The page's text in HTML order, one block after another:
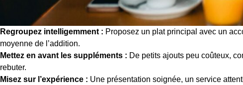
Regroupez intelligemment : Proposez un plat principal avec un
moyenne de l’addition.
Mettez en avant les suppléments : De petits ajouts peu coûteux,
rebuter.
Misez sur l’expérience : Une présentation soignée, un service